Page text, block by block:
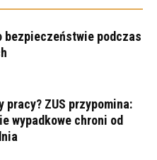
bezpieczeństwie podczas
pracy? ZUS przypomina:
wypadkowe chroni od